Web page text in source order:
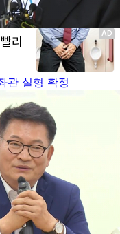
관 실형 확정